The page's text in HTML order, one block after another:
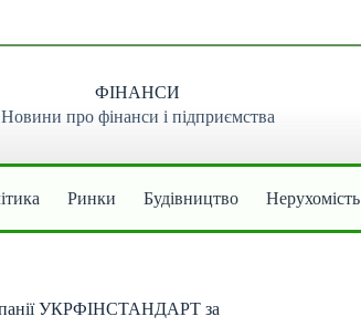
ФІНАНСИ
Новини про фінанси і підприємства
Ринки Будівництво Нерухомість
УКРФІНСТАНДАРТ за